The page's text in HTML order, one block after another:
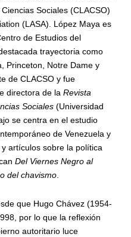
Sociales (CLACSO)
(LASA). López Maya es
de Estudios del
trayectoria como
Princeton, Notre Dame y
de CLACSO y fue
directora de la Revista
Sociales(Universidad
se centra en el estudio
áneo de Venezuela y
artículos sobre la política
Del Viernes Negro al
del chavismo.
que Hugo Chávez (1954-
por lo que la reflexión
autoritario luce